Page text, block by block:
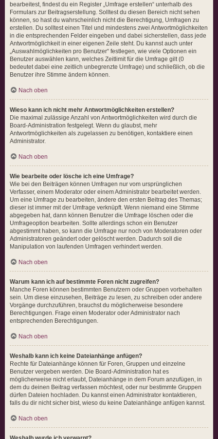
bearbeitest, findest du ein Register „Umfrage erstellen“ unterhalb des
Formulars zur Beitragserstellung. Solltest du diesen Bereich nicht sehen
können, so hast du wahrscheinlich nicht die Berechtigung, Umfragen zu
erstellen. Du solltest einen Titel und mindestens zwei Antwortmöglichkeiten
in die entsprechenden Felder eingeben und dabei sicherstellen, dass jede
Antwortmöglichkeit in einer eigenen Zeile steht. Du kannst auch unter
„Auswahlmöglichkeiten pro Benutzer“ festlegen, wie viele Optionen ein
Benutzer auswählen kann, welches Zeitlimit für die Umfrage gilt (0
bedeutet dabei eine zeitlich unbegrenzte Umfrage) und schließlich, ob die
Benutzer ihre Stimme ändern können.
Nach oben
Wieso kann ich nicht mehr Antwortmöglichkeiten erstellen?
Die maximal zulässige Anzahl von Antwortmöglichkeiten wird durch die
Board-Administration festgelegt. Wenn du glaubst, mehr
Antwortmöglichkeiten als zugelassen zu benötigen, kontaktiere einen
Administrator.
Nach oben
Wie bearbeite oder lösche ich eine Umfrage?
Wie bei den Beiträgen können Umfragen nur vom ursprünglichen
Verfasser, einem Moderator oder einem Administrator bearbeitet werden.
Um eine Umfrage zu bearbeiten, ändere den ersten Beitrag des Themas;
dieser ist immer mit der Umfrage verknüpft. Wenn niemand eine Stimme
abgegeben hat, dann können Benutzer die Umfrage löschen oder die
Umfrageoption bearbeiten. Sollte allerdings schon ein Benutzer
abgestimmt haben, so kann die Umfrage nur noch von Moderatoren oder
Administratoren geändert oder gelöscht werden. Dadurch soll die
Manipulation von laufenden Umfragen verhindert werden.
Nach oben
Warum kann ich auf bestimmte Foren nicht zugreifen?
Manche Foren können bestimmten Benutzern oder Gruppen vorbehalten
sein. Um diese einzusehen, Beiträge zu lesen, zu schreiben oder andere
Vorgänge durchzuführen, brauchst du möglicherweise besondere
Berechtigungen. Frage einen Moderator oder Administrator nach
entsprechenden Berechtigungen.
Nach oben
Weshalb kann ich keine Dateianhänge anfügen?
Rechte für Dateianhänge können für Foren, Gruppen und einzelne
Benutzer vergeben werden. Die Board-Administration hat es
möglicherweise nicht erlaubt, Dateianhänge in dem Forum anzufügen, in
dem du deinen Beitrag verfassen möchtest, oder nur bestimmte Gruppen
dürfen Dateien hochladen. Du kannst einen Administrator kontaktieren,
falls du dir nicht sicher bist, wieso du keine Dateianhänge anfügen kannst.
Nach oben